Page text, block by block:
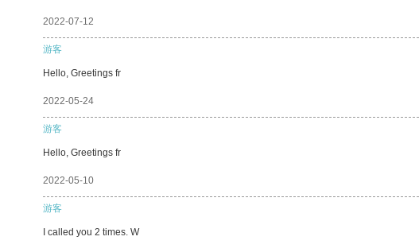
2022-07-12
游客
Hello, Greetings fr
2022-05-24
游客
Hello, Greetings fr
2022-05-10
游客
I called you 2 times. W